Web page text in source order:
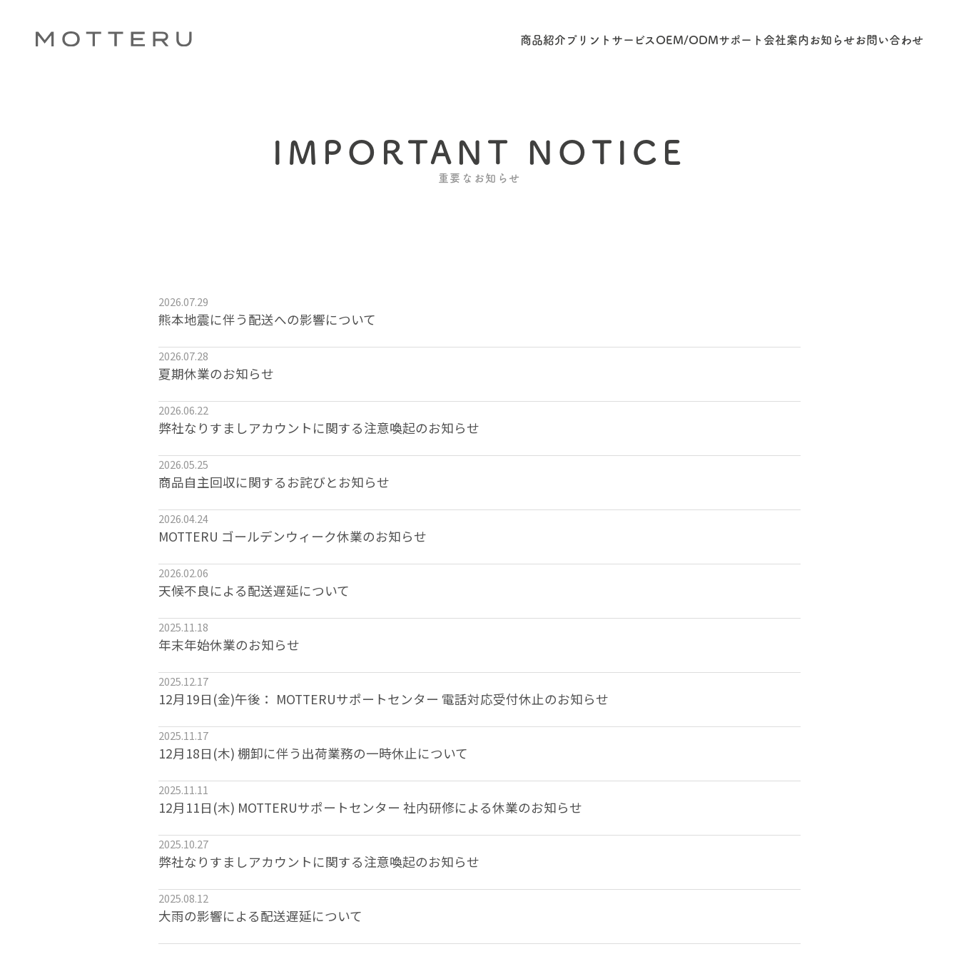
商品紹介 プリントサービス OEM/ODMサポート 会社案内 お知らせお問い合わせ
IMPORTANT NOTICE
重要なお知らせ
2026.07.29
熊本地震に伴う配送への影響について
2026.07.28
夏期休業のお知らせ
2026.06.22
弊社なりすましアカウントに関する注意喚起のお知らせ
2026.05.25
商品自主回収に関するお詫びとお知らせ
2026.04.24
MOTTERU ゴールデンウィーク休業のお知らせ
2026.02.06
天候不良による配送遅延について
2025.11.18
年末年始休業のお知らせ
2025.12.17
12月19日(金)午後： MOTTERUサポートセンター 電話対応受付休止のお知らせ
2025.11.17
12月18日(木) 棚卸に伴う出荷業務の一時休止について
2025.11.11
12月11日(木) MOTTERUサポートセンター 社内研修による休業のお知らせ
2025.10.27
弊社なりすましアカウントに関する注意喚起のお知らせ
2025.08.12
大雨の影響による配送遅延について